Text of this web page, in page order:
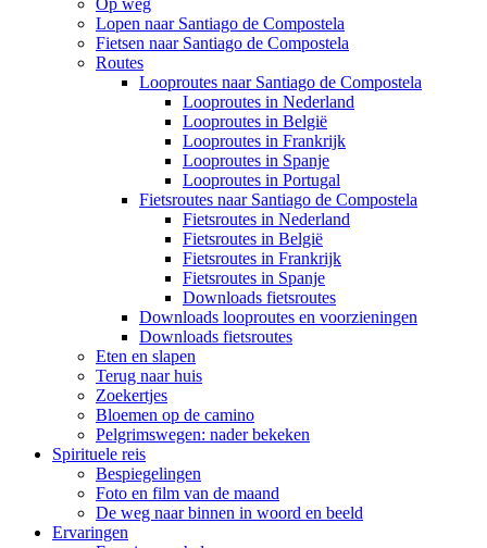
Op weg
Lopen naar Santiago de Compostela
Fietsen naar Santiago de Compostela
Routes
Looproutes naar Santiago de Compostela
Looproutes in Nederland
Looproutes in België
Looproutes in Frankrijk
Looproutes in Spanje
Looproutes in Portugal
Fietsroutes naar Santiago de Compostela
Fietsroutes in Nederland
Fietsroutes in België
Fietsroutes in Frankrijk
Fietsroutes in Spanje
Downloads fietsroutes
Downloads looproutes en voorzieningen
Downloads fietsroutes
Eten en slapen
Terug naar huis
Zoekertjes
Bloemen op de camino
Pelgrimswegen: nader bekeken
Spirituele reis
Bespiegelingen
Foto en film van de maand
De weg naar binnen in woord en beeld
Ervaringen